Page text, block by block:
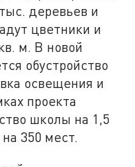
деревьев и
цветники и
м. В новой
обустройство
освещения и
проекта
школы на 1,5
350 мест.